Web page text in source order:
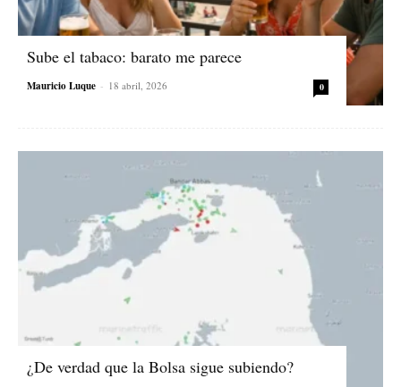
Sube el tabaco: barato me parece
Mauricio Luque - 18 abril, 2026 0
¿De verdad que la Bolsa sigue subiendo?